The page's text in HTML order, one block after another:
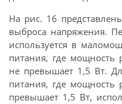
На рис. 16
выброса напряжения.
используется в
питания, где мощность
не превышает 1,5 Вт.
питания, где мощность
превышает 1,5 Вт,